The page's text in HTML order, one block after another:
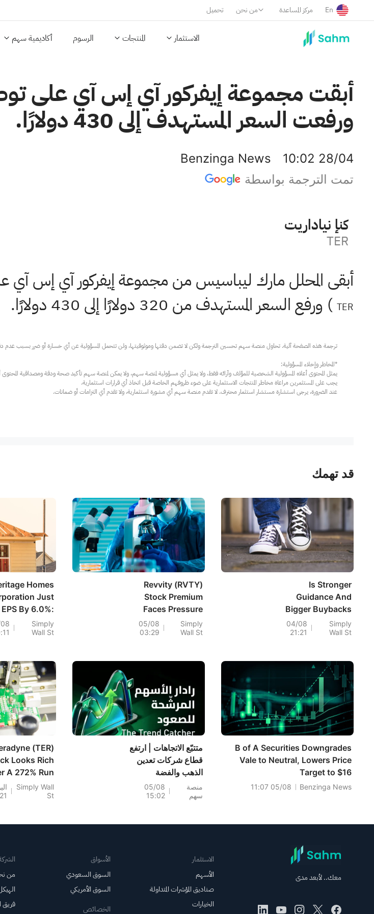
تحميل من نحن مركز المساعدة En
الاستثمار المنتجات الرسوم أكاديمية سهم
أبقت مجموعة إيفركور آي إس آي على
ورفعت السعر المستهدف إلى 430 دولارًا.
Benzinga News
10:02 28/04
تمت الترجمة بواسطة
تيراداين إنك
TER
أبقى المحلل مارك ليباسيس من مجموعة إيفركور آي إس آي
TER ) ورفع السعر المستهدف من 320 دولارًا إلى 430 دولارًا.
عند الضرورة، يرجى استشارة مستشار استثمار محترف. لا تقدم منصة سهم أي مشورة استثمارية، ولا تقدم أي التزامات أو ضمانات.
قد تهمك
Is Stronger
Guidance And
Bigger Buybacks
Altering The
Investment Case
Simply
Wall St
04/08
21:21
Revvity (RVTY)
Stock Premium
Faces Pressure
From Thin Margins
Simply
Wall St
05/08
03:29
Homes
Just
By 6.0%:
Here's What
Think Will
Simply
Wall St
B of A Securities Downgrades
Vale to Neutral, Lowers Price
Target to $16
Benzinga News
05/08 11:07
متتبّع الاتجاهات | ارتفع
قطاع شركات تعدين
الذهب والفضة
والأحجار الكريمة
بنسبة 7.68% بقيادة
اختراقات صعودية؛
(+2.8%) ضمن خمسة
أسهم تختبر مستويات
منصة
سهم
05/08
15:02
(TER)
Looks Rich
A 272% Run
Simply Wall
St
معك.. لأبعد مدى
الاستثمار
الأسهم
صناديق المؤشرات المتداولة
الخيارات
الأسواق
السوق السعودي
السوق الأمريكي
الخصائص
من
فريق